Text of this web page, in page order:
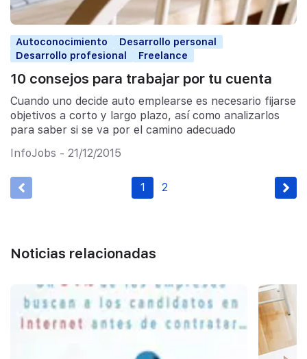
Autoconocimiento
Desarrollo personal
Desarrollo profesional
Freelance
10 consejos para trabajar por tu cuenta
Cuando uno decide auto emplearse es necesario fijarse
objetivos a corto y largo plazo, así como analizarlos
para saber si se va por el camino adecuado
InfoJobs - 21/12/2015
1 2
Noticias relacionadas